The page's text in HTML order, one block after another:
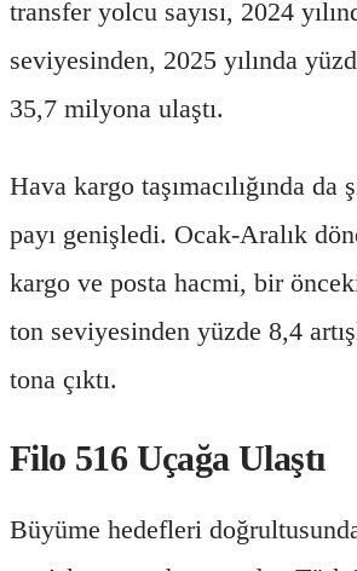
transfer yolcu sayısı, 2024
seviyesinden, 2025 yılında
35,7 milyona ulaştı.
Hava kargo taşımacılığında da
payı genişledi. Ocak-Aralık
kargo ve posta hacmi, bir
ton seviyesinden yüzde 8,4
tona çıktı.
Filo 516 Uçağa Ulaştı
Büyüme hedefleri